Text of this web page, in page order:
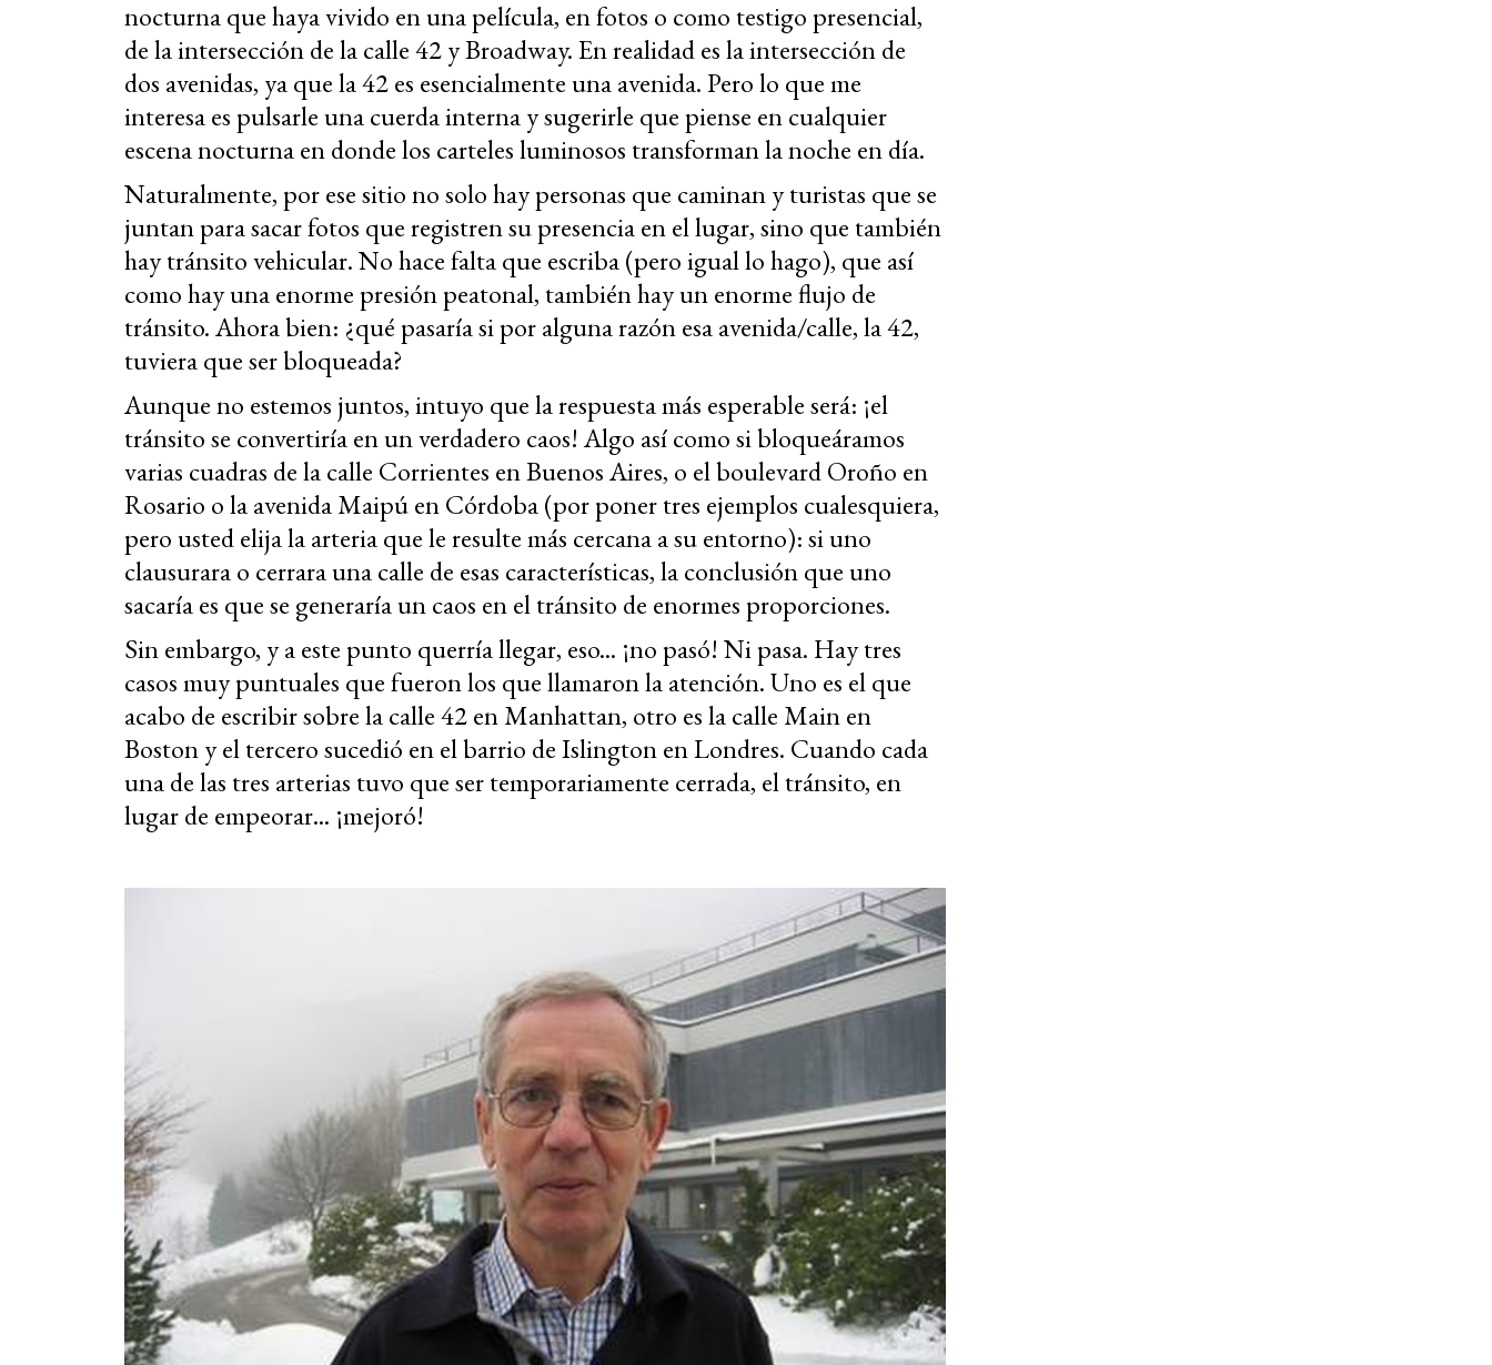
nocturna que haya vivido en una película, en fotos o como testigo presencial,
de la intersección de la calle 42 y Broadway. En realidad es la intersección de
dos avenidas, ya que la 42 es esencialmente una avenida. Pero lo que me
interesa es pulsarle una cuerda interna y sugerirle que piense en cualquier
escena nocturna en donde los carteles luminosos transforman la noche en día.
Naturalmente, por ese sitio no solo hay personas que caminan y turistas que se
juntan para sacar fotos que registren su presencia en el lugar, sino que también
hay tránsito vehicular. No hace falta que escriba (pero igual lo hago), que así
como hay una enorme presión peatonal, también hay un enorme flujo de
tránsito. Ahora bien: ¿qué pasaría si por alguna razón esa avenida/calle, la 42,
tuviera que ser bloqueada?
Aunque no estemos juntos, intuyo que la respuesta más esperable será: ¡el
tránsito se convertiría en un verdadero caos! Algo así como si bloqueáramos
varias cuadras de la calle Corrientes en Buenos Aires, o el boulevard Oroño en
Rosario o la avenida Maipú en Córdoba (por poner tres ejemplos cualesquiera,
pero usted elija la arteria que le resulte más cercana a su entorno): si uno
clausurara o cerrara una calle de esas características, la conclusión que uno
sacaría es que se generaría un caos en el tránsito de enormes proporciones.
Sin embargo, y a este punto querría llegar, eso... ¡no pasó! Ni pasa. Hay tres
casos muy puntuales que fueron los que llamaron la atención. Uno es el que
acabo de escribir sobre la calle 42 en Manhattan, otro es la calle Main en
Boston y el tercero sucedió en el barrio de Islington en Londres. Cuando cada
una de las tres arterias tuvo que ser temporariamente cerrada, el tránsito, en
lugar de empeorar... ¡mejoró!